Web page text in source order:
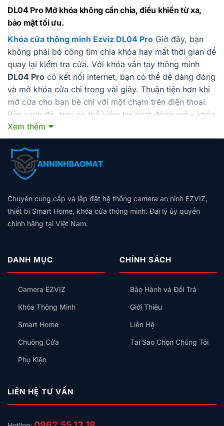
DL04 Pro Mở khóa không cần chìa, điều khiển từ xa,
bảo mật tối ưu.
Khóa cửa thông minh Ezviz DL04 Pro Giờ đây, bạn
không phải bỏ công tìm chìa khóa hay mất thời gian để
quay lại kiểm tra cửa. Với khóa vân tay thông minh
DL04 Pro có kết nối internet, bạn có thể dễ dàng đóng
và mở khóa cửa chỉ trong vài giây. Thuận tiện hơn khi
mở cửa cho bạn bè chỉ với một chạm trên điện thoại.
Bên cạnh đó, bạn có thể kiểm tra hoạt động mở – khóa
cửa từ bất kỳ nơi đâu. Không cần bộ điều khiển trung
tâm, DL04 Pro kết nối trực tiếp với Wi-Fi mang đến trải
nghiệm tự động hóa hoàn hảo thông qua hoạt động
liên kết liền mạch với các thiết bị khác trong ngôi nhà,
tạo nên một hệ thống an ninh thông minh cho ngôi nhà
Thông số Khóa Cửa Thông Minh Ezviz DL04 Pro :
Phương pháp mở khóa: Vân tay, mật khẩu, thẻ cảm
Lượng người dùng: 50
Số lượng thẻ từ: 50
Khoảng cách đọc: 0~8mm (thẻ EZVIZ), 0~3mm (thẻ
ID)
Thời gian đọc thẻ: Thời gian đáp ứng <1s
Hỗ trợ cảnh báo trạng thái khoá cửa
Cảnh báo pin yếu
Xem thêm
Chuyên cung cấp và lắp đặt hệ thống camera an ninh EZVIZ,
thiết bị Smart Home, khóa cửa thông minh. Đại lý ủy quyền
chính hãng tại Việt Nam.
DANH MỤC
Camera EZVIZ
Khóa Thông Minh
Smart Home
Chuông Cửa
Phụ Kiện
CHÍNH SÁCH
Bảo Hành và Đổi Trả
Giới Thiệu
Liên Hệ
Tại Sao Chọn Chúng Tôi
LIÊN HỆ TƯ VẤN